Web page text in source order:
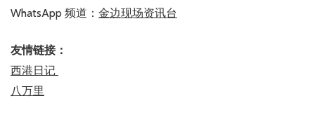
WhatsApp 频道： 金边现场资讯台
友情链接：
西港日记
八万里